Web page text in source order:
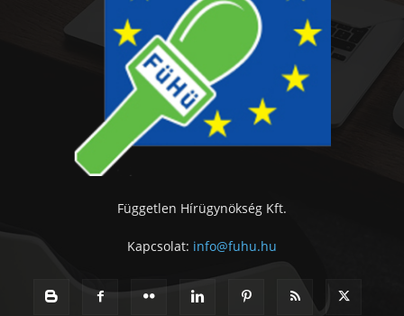
Független Hírügynökség Kft.
Kapcsolat: info@fuhu.hu